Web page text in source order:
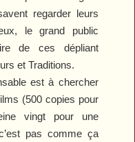
regarder leurs
le grand public
de ces dépliant
et Traditions.
est à chercher
(500 copies pour
vingt pour une
pas comme ça